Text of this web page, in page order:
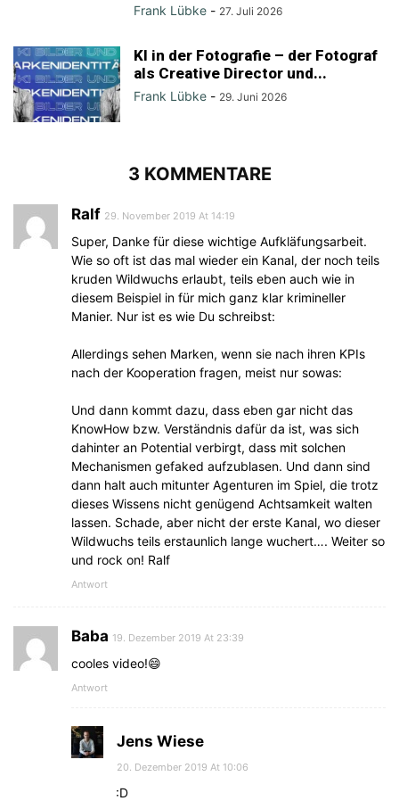
Frank Lübke - 27. Juli 2026
KI in der Fotografie – der Fotograf
als Creative Director und...
Frank Lübke - 29. Juni 2026
3 KOMMENTARE
Ralf 29. November 2019 At 14:19
Super, Danke für diese wichtige Aufkläfungsarbeit.
Wie so oft ist das mal wieder ein Kanal, der noch teils
kruden Wildwuchs erlaubt, teils eben auch wie in
diesem Beispiel in für mich ganz klar krimineller
Manier. Nur ist es wie Du schreibst:
Allerdings sehen Marken, wenn sie nach ihren KPIs
nach der Kooperation fragen, meist nur sowas:
Und dann kommt dazu, dass eben gar nicht das
KnowHow bzw. Verständnis dafür da ist, was sich
dahinter an Potential verbirgt, dass mit solchen
Mechanismen gefaked aufzublasen. Und dann sind
dann halt auch mitunter Agenturen im Spiel, die trotz
dieses Wissens nicht genügend Achtsamkeit walten
lassen. Schade, aber nicht der erste Kanal, wo dieser
Wildwuchs teils erstaunlich lange wuchert…. Weiter so
und rock on! Ralf
Antwort
Baba 19. Dezember 2019 At 23:39
cooles video!😄
Antwort
Jens Wiese
20. Dezember 2019 At 10:06
:D